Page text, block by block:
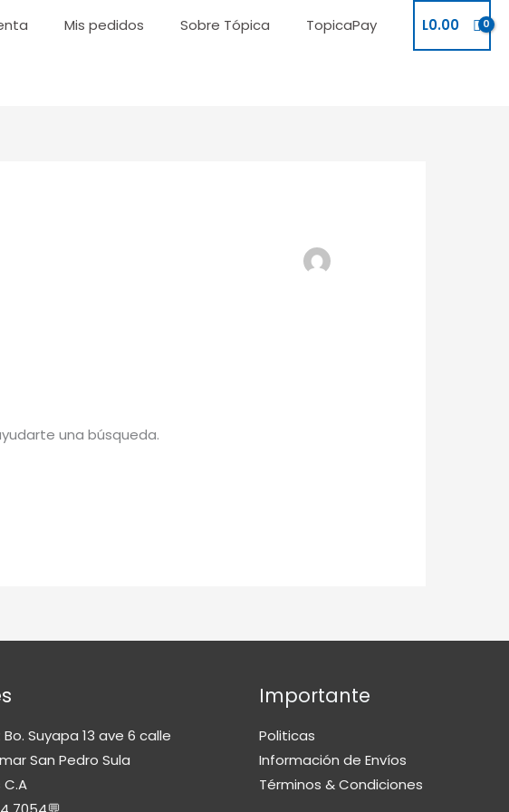
Mis pedidos Sobre Tópica TopicaPay L0.00
una búsqueda.
Suyapa 13 ave 6 calle
San Pedro Sula
Importante
Politicas
Información de Envíos
Términos & Condiciones